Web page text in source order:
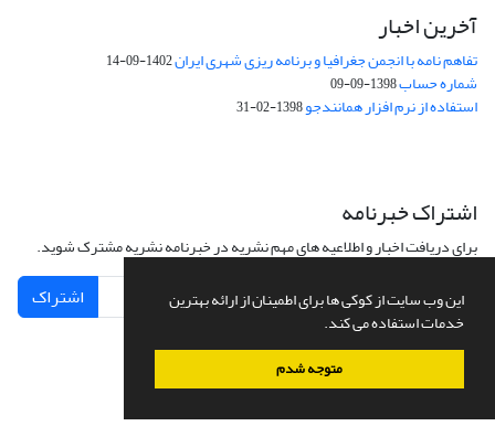
این وب سایت از کوکی ها برای اطمینان از ارائه بهترین
خدمات استفاده می کند.
متوجه شدم
آخرین اخبار
تفاهم نامه با انجمن جغرافیا و برنامه ریزی شهری ایران1402-09-14
شماره حساب1398-09-09
استفاده از نرم افزار همانندجو1398-02-31
اشتراک خبرنامه
برای دریافت اخبار و اطلاعیه های مهم نشریه در خبرنامه نشریه مشترک شوید.
اشتراک
سامانه مدیریت نشریات علمی.طراحی و پیاده سازی ازسیناوب